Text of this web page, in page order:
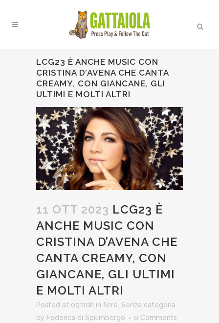
LCG23 È ANCHE MUSIC CON
CRISTINA D’AVENA CHE CANTA
CREAMY, CON GIANCANE, GLI
ULTIMI E MOLTI ALTRI
11 OTT 2023 LCG23 È
ANCHE MUSIC CON
CRISTINA D’AVENA CHE
CANTA CREAMY, CON
GIANCANE, GLI ULTIMI
E MOLTI ALTRI
Posted at 09:00h in fiere Senza categoria
by Federica di Spilimbergo
0 Comments